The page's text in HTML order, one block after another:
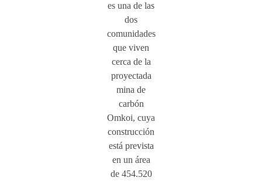
es una de las
dos
comunidades
que viven
cerca de la
proyectada
mina de
carbón
Omkoi, cuya
construcción
está prevista
en un área
de 454.520